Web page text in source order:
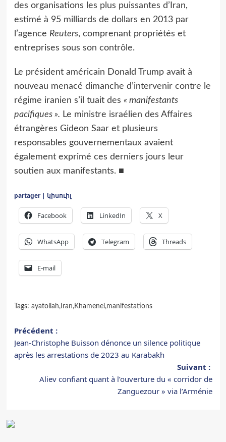
des organisations les plus puissantes d’Iran,
estimé à 95 milliards de dollars en 2013 par
l’agence Reuters, comprenant propriétés et
entreprises sous son contrôle.
Le président américain Donald Trump avait à
nouveau menacé dimanche d’intervenir contre le
régime iranien s’il tuait des « manifestants
pacifiques ». Le ministre israélien des Affaires
étrangères Gideon Saar et plusieurs
responsables gouvernementaux avaient
également exprimé ces derniers jours leur
soutien aux manifestants. ■
partager | կիսուիլ
Facebook LinkedIn X
WhatsApp Telegram Threads
E-mail
Tags: ayatollah,Iran,Khamenei,manifestations
Navigation
d’article
Précédent :
Jean-Christophe Buisson dénonce un silence politique
après les arrestations de 2023 au Karabakh
Suivant :
Aliev confiant quant à l’ouverture du « corridor de
Zanguezour » via l’Arménie